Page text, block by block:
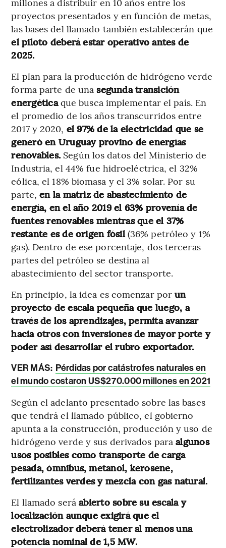
proyectos presentados y en función de metas,
las bases del llamado también establecerán que
el piloto deberá estar operativo antes de
2025.
El plan para la producción de hidrógeno verde
forma parte de unasegunda transición
energéticaque busca implementar el país. En
el promedio de los años transcurridos entre
2017 y 2020, el 97% de la electricidad que se
generó en Uruguay provino de energías
renovables. Según los datos del Ministerio de
Industria, el 44% fue hidroeléctrica, el 32%
eólica, el 18% biomasa y el 3% solar. Por su
parte,en la matriz de abastecimiento de
energía, en el año 2019 el 63% provenía de
fuentes renovables mientras que el 37%
restante es de origen fósil(36% petróleo y 1%
gas). Dentro de ese porcentaje, dos terceras
partes del petróleo se destina al
abastecimiento del sector transporte.
En principio, la idea es comenzar porun
proyecto de escala pequeña que luego, a
través de los aprendizajes, permita avanzar
hacia otros con inversiones de mayor porte y
poder así desarrollar el rubro exportador.
VER MÁS: Pérdidas por catástrofes naturales en
el mundo costaron US$270.000 millones en 2021
Según el adelanto presentado sobre las bases
que tendrá el llamado público, el gobierno
apunta a la construcción, producción y uso de
hidrógeno verde y sus derivados paraalgunos
usos posibles como transporte de carga
pesada, ómnibus, metanol, kerosene,
fertilizantes verdes y mezcla con gas natural.
El llamado será abierto sobre su escala y
localización aunque exigirá que el
electrolizador deberá tener al menos una
potencia nominal de 1,5 MW.